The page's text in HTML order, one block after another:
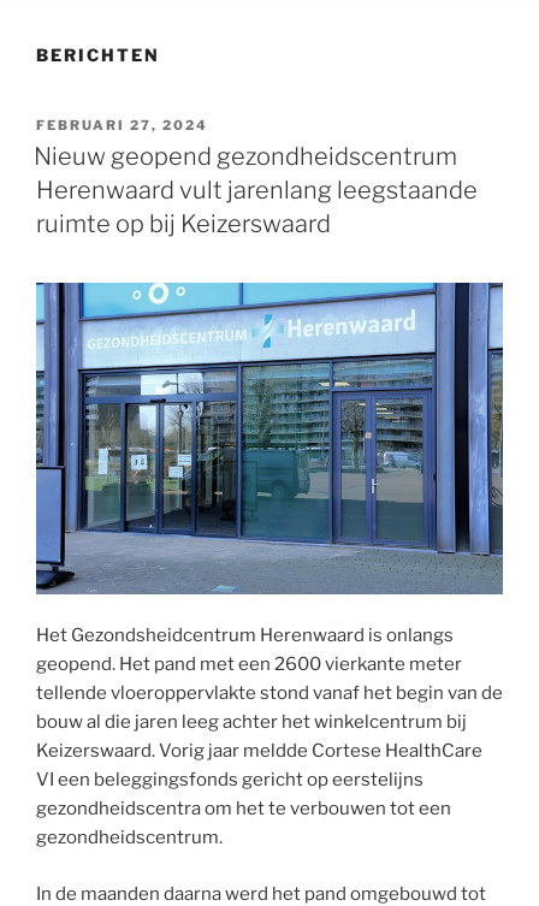
BERICHTEN
GEPLAATST
OP
FEBRUARI 27, 2024
Nieuw geopend gezondheidscentrum
Herenwaard vult jarenlang leegstaande
ruimte op bij Keizerswaard
Het Gezondsheidcentrum Herenwaard is onlangs
geopend. Het pand met een 2600 vierkante meter
tellende vloeroppervlakte stond vanaf het begin van de
bouw al die jaren leeg achter het winkelcentrum bij
Keizerswaard. Vorig jaar meldde Cortese HealthCare
VI een beleggingsfonds gericht op eerstelijns
gezondheidscentra om het te verbouwen tot een
gezondheidscentrum.
In de maanden daarna werd het pand omgebouwd tot